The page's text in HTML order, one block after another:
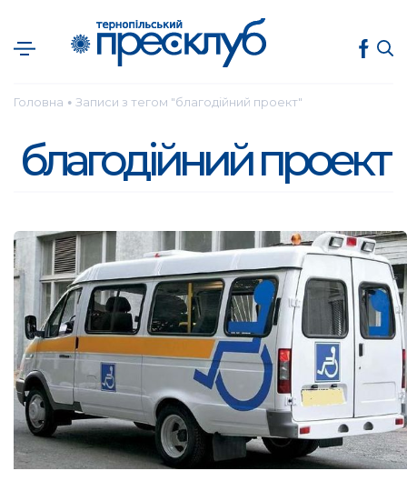
Головна ● Записи з тегом "благодійний проект"
благодійний проект